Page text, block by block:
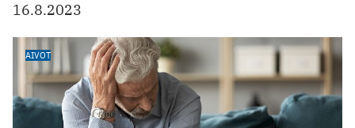
16.8.2023
AIVOT